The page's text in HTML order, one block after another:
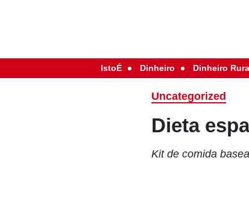
IstoÉ Dinheiro Dinheiro
Uncategorized
Dieta
Kit de comida